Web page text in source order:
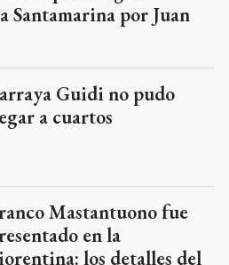
Santamarina por Juan
Guidi no pudo
a cuartos
Mastantuono fue
en la
los detalles del